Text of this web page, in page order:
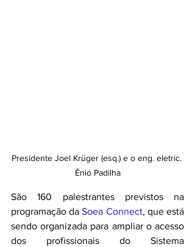
Presidente Joel Krüger (esq.) e o eng. eletric.
Ênio Padilha
São 160 palestrantes previstos na
programação da Soea Connect, que está
sendo organizada para ampliar o acesso
dos profissionais do Sistema